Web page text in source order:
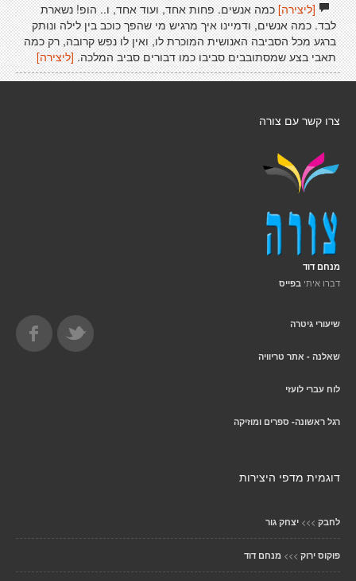
[ליצירה]כמה אנשים. פחות אחד, ועוד אחד, ו.. הופ! נשארת
לבד. כמה אנשים, ודמיינו איך מרגיש מי שהפך כוכב בין לילה ונותק
ברגע מכל הסביבה האנושית המוכרת לו, ואין לו נפש קרובה, רק כמה
תאבי בצע שמסתובבים סביבו כמו דבורים סביב המלכה. [ליצירה]
צרו קשר עם צורה
מנחם דוד
דברו איתי בפייס
שיעורי גיטרה
שאלנה - אתר טריוויה
לוח עברי לועזי
רגל ראשונה- ספרים ומוזיקה
דוגמית מדפי היצירות
לחבק >>> יצחק גור
פוקוס ירוק >>> מנחם דוד